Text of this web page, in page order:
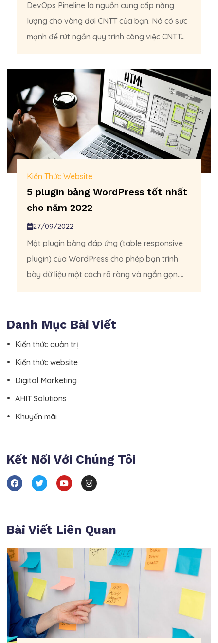
DevOps Pineline là nguồn cung cấp năng
lượng cho vòng đời CNTT của bạn. Nó có sức
mạnh để rút ngắn quy trình công việc CNTT...
Kiến Thức Website
5 plugin bảng WordPress tốt nhất
cho năm 2022
27/09/2022
Một plugin bảng đáp ứng (table responsive
plugin) của WordPress cho phép bạn trình
bày dữ liệu một cách rõ ràng và ngắn gọn....
Danh Mục Bài Viết
Kiến thức quản trị
Kiến thức website
Digital Marketing
AHIT Solutions
Khuyến mãi
Kết Nối Với Chúng Tôi
Bài Viết Liên Quan